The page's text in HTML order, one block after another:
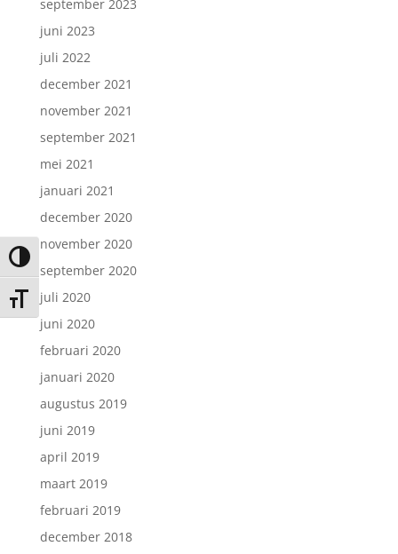
Keuze voor hoog contrast
Kies grootte van het lettertype
september 2023
juni 2023
juli 2022
december 2021
november 2021
september 2021
mei 2021
januari 2021
december 2020
november 2020
september 2020
juli 2020
juni 2020
februari 2020
januari 2020
augustus 2019
juni 2019
april 2019
maart 2019
februari 2019
december 2018